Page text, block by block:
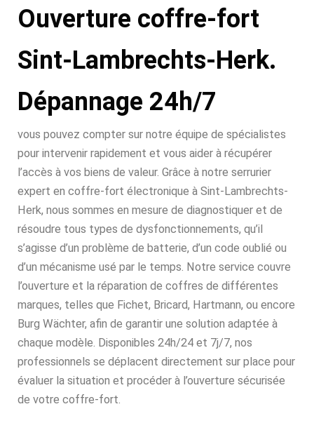
Ouverture coffre-fort
Sint-Lambrechts-Herk.
Dépannage 24h/7
vous pouvez compter sur notre équipe de spécialistes
pour intervenir rapidement et vous aider à récupérer
l’accès à vos biens de valeur. Grâce à notre serrurier
expert en coffre-fort électronique à Sint-Lambrechts-
Herk, nous sommes en mesure de diagnostiquer et de
résoudre tous types de dysfonctionnements, qu’il
s’agisse d’un problème de batterie, d’un code oublié ou
d’un mécanisme usé par le temps. Notre service couvre
l’ouverture et la réparation de coffres de différentes
marques, telles que Fichet, Bricard, Hartmann, ou encore
Burg Wächter, afin de garantir une solution adaptée à
chaque modèle. Disponibles 24h/24 et 7j/7, nos
professionnels se déplacent directement sur place pour
évaluer la situation et procéder à l’ouverture sécurisée
de votre coffre-fort.